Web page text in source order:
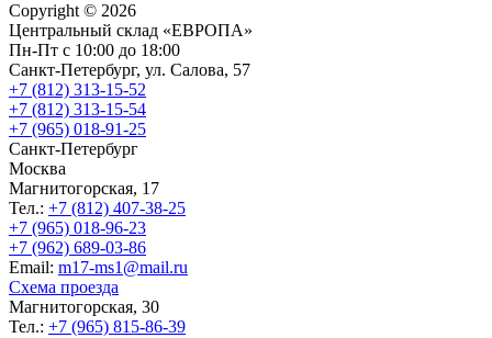
Copyright © 2026
Центральный склад «ЕВРОПА»
Пн-Пт с 10:00 до 18:00
Санкт-Петербург, ул. Салова, 57
+7 (812) 313-15-52
+7 (812) 313-15-54
+7 (965) 018-91-25
Санкт-Петербург
Москва
Магнитогорская, 17
Тел.: +7 (812) 407-38-25
+7 (965) 018-96-23
+7 (962) 689-03-86
Еmail: m17-ms1@mail.ru
Схема проезда
Магнитогорская, 30
Тел.: +7 (965) 815-86-39